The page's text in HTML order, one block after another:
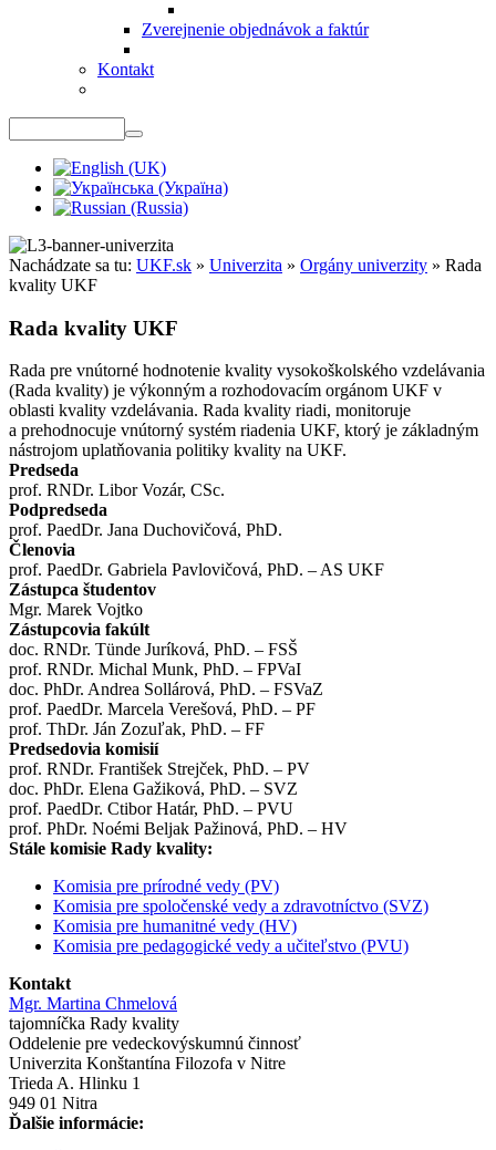
Zverejnenie objednávok a faktúr
Kontakt
Nachádzate sa tu: UKF.sk » Univerzita » Orgány univerzity » Rada
kvality UKF
Rada kvality UKF
Rada pre vnútorné hodnotenie kvality vysokoškolského vzdelávania
(Rada kvality) je výkonným a rozhodovacím orgánom UKF v
oblasti kvality vzdelávania. Rada kvality riadi, monitoruje
a prehodnocuje vnútorný systém riadenia UKF, ktorý je základným
nástrojom uplatňovania politiky kvality na UKF.
Predseda
prof. RNDr. Libor Vozár, CSc.
Podpredseda
prof. PaedDr. Jana Duchovičová, PhD.
Členovia
prof. PaedDr. Gabriela Pavlovičová, PhD. – AS UKF
Zástupca študentov
Mgr. Marek Vojtko
Zástupcovia fakúlt
doc. RNDr. Tünde Juríková, PhD. – FSŠ
prof. RNDr. Michal Munk, PhD. – FPVaI
doc. PhDr. Andrea Sollárová, PhD. – FSVaZ
prof. PaedDr. Marcela Verešová, PhD. – PF
prof. ThDr. Ján Zozuľak, PhD. – FF
Predsedovia komisií
prof. RNDr. František Strejček, PhD. – PV
doc. PhDr. Elena Gažiková, PhD. – SVZ
prof. PaedDr. Ctibor Határ, PhD. – PVU
prof. PhDr. Noémi Beljak Pažinová, PhD. – HV
Stále komisie Rady kvality:
Komisia pre prírodné vedy (PV)
Komisia pre spoločenské vedy a zdravotníctvo (SVZ)
Komisia pre humanitné vedy (HV)
Komisia pre pedagogické vedy a učiteľstvo (PVU)
Kontakt
Mgr. Martina Chmelová
tajomníčka Rady kvality
Oddelenie pre vedeckovýskumnú činnosť
Univerzita Konštantína Filozofa v Nitre
Trieda A. Hlinku 1
949 01 Nitra
Ďalšie informácie: